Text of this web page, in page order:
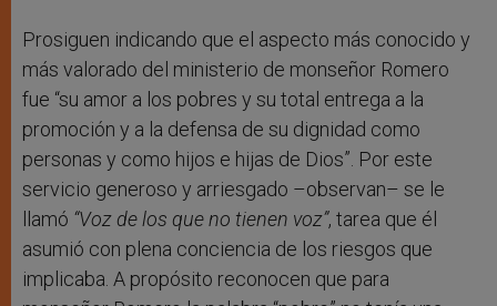
Prosiguen indicando que el aspecto más conocido y
más valorado del ministerio de monseñor Romero
fue “su amor a los pobres y su total entrega a la
promoción y a la defensa de su dignidad como
personas y como hijos e hijas de Dios”. Por este
servicio generoso y arriesgado –observan– se le
llamó “Voz de los que no tienen voz”, tarea que él
asumió con plena conciencia de los riesgos que
implicaba. A propósito reconocen que para